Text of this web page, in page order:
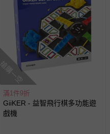
搶購一空
滿1件9折
GiiKER - 益智飛行棋多功能遊
戲機